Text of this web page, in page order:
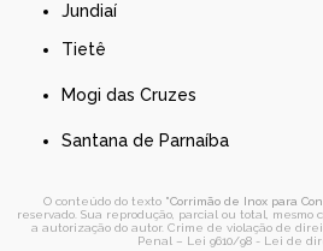
Jundiaí
Tietê
Mogi das Cruzes
Santana de Parnaíba
O conteúdo do texto "Corrimão de Inox para
reservado. Sua reprodução, parcial ou total, mesmo
a autorização do autor. Crime de violação de
Penal – Lei 9610/98 - Lei de